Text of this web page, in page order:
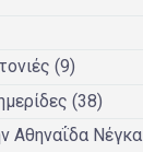
(9)
(38)
Αθηναΐδα Νέγκα